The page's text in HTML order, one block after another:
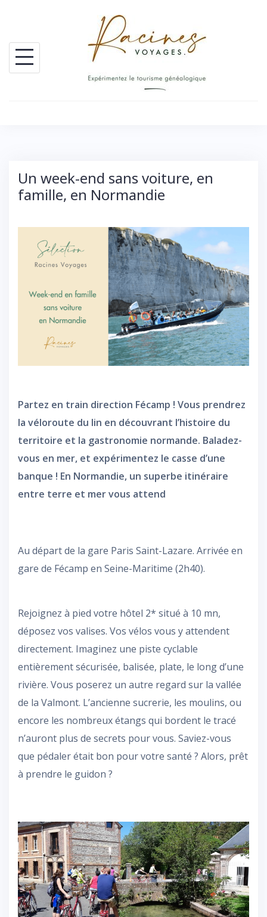
content
Un week-end sans voiture, en
famille, en Normandie
Partez en train direction Fécamp ! Vous prendrez
la véloroute du lin en découvrant l’histoire du
territoire et la gastronomie normande. Baladez-
vous en mer, et expérimentez le casse d’une
banque ! En Normandie, un superbe itinéraire
entre terre et mer vous attend
Au départ de la gare Paris Saint-Lazare. Arrivée en
gare de Fécamp en Seine-Maritime (2h40).
Rejoignez à pied votre hôtel 2* situé à 10 mn,
déposez vos valises. Vos vélos vous y attendent
directement. Imaginez une piste cyclable
entièrement sécurisée, balisée, plate, le long d’une
rivière. Vous poserez un autre regard sur la vallée
de la Valmont. L’ancienne sucrerie, les moulins, ou
encore les nombreux étangs qui bordent le tracé
n’auront plus de secrets pour vous. Saviez-vous
que pédaler était bon pour votre santé ? Alors, prêt
à prendre le guidon ?